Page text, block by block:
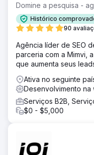
Domine a pesquisa -
Histórico
90
Agência líder de SEO
parceria com a Mimvi,
que aumenta seus
Ativa no seguinte
Desenvolvimento
Serviços B2B,
$0 - $5,000